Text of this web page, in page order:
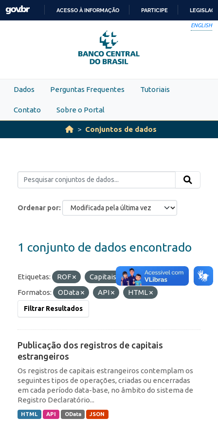
Skip to main content
PARA
O
CONTEÚDO
ACESSO À INFORMAÇÃO PARTICIPE
ENGLISH
Dados Perguntas Frequentes Tutoriais
Contato Sobre o Portal
Conjuntos de dados
Ordenar por
1 conjunto de dados encontrado
Etiquetas: ROF
Capitais Estrangeiros
Formatos:
OData API HTML
Filtrar Resultados
Publicação dos registros de capitais
estrangeiros
Os registros de capitais estrangeiros contemplam os
seguintes tipos de operações, criadas ou encerradas
em cada período data-base, no âmbito do sistema de
Registro Declaratório...
HTML API OData JSON